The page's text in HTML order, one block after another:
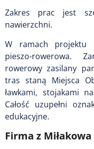
Zakres prac jest
nawierzchni.
W ramach projektu
pieszo-rowerowa.
rowerowy zasilany
tras staną Miejsca
ławkami, stojakami
Całość uzupełni
edukacyjne.
Firma z Miłakowa